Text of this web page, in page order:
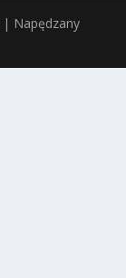
| Napędzany